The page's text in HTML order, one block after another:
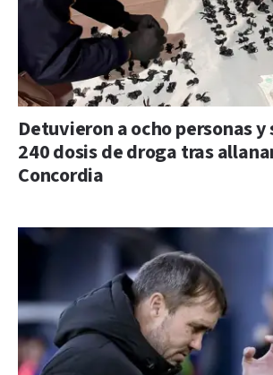
Detuvieron a ocho personas
240 dosis de droga tras
Concordia